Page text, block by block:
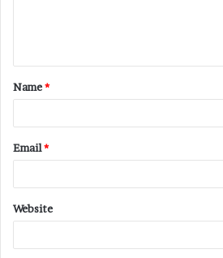
Name*
Email*
Website